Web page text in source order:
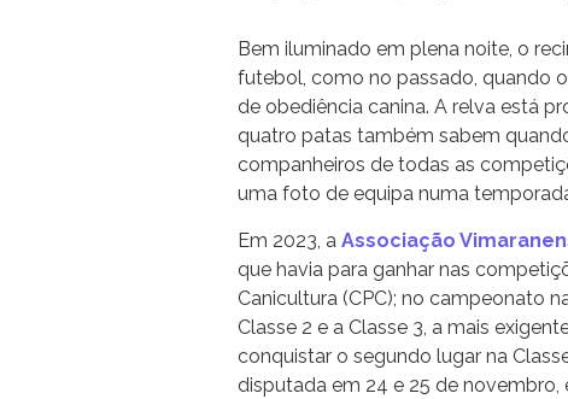
Bem iluminado em plena noite, o
futebol, como no passado, quando
de obediência canina. A relva está
quatro patas também sabem
companheiros de todas as
uma foto de equipa numa
Em 2023, a Associação
que havia para ganhar nas
Canicultura (CPC); no campeonato
Classe 2 e a Classe 3, a mais
conquistar o segundo lugar na
disputada em 24 e 25 de